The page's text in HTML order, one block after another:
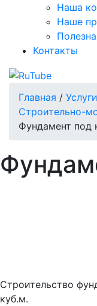
Наша
Наше
Контакты
Главная / Услуги
Строительно-
Фундамент под
Строительство
куб.м.